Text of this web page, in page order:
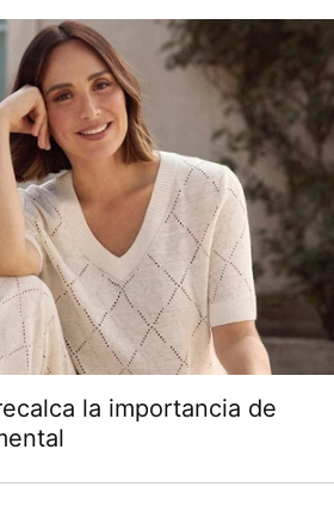
la importancia de